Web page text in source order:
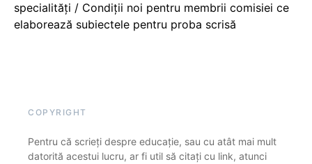
specialități / Condiții noi pentru membrii comisiei ce
elaborează subiectele pentru proba scrisă
COPYRIGHT
Pentru că scrieți despre educație, sau cu atât mai mult
datorită acestui lucru, ar fi util să citați cu link, atunci